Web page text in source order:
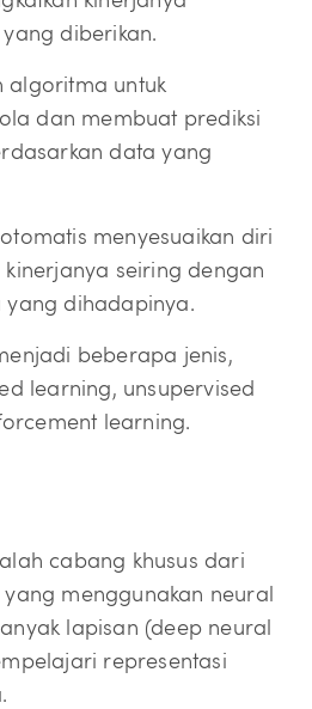
diberikan.
algoritma untuk
dan membuat prediksi
data yang
menyesuaikan diri
kinerjanya seiring dengan
dihadapinya.
beberapa jenis,
learning, unsupervised
learning.
cabang khusus dari
menggunakan neural
lapisan (deep neural
representasi